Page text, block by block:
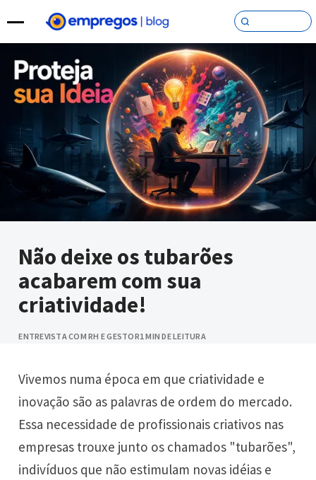
Pular para o conteúdo
Não deixe os tubarões
acabarem com sua
criatividade!
ENTREVISTA COM RH E GESTOR1 MIN DE LEITURA
Vivemos numa época em que criatividade e
inovação são as palavras de ordem do mercado.
Essa necessidade de profissionais criativos nas
empresas trouxe junto os chamados "tubarões",
indivíduos que não estimulam novas idéias e